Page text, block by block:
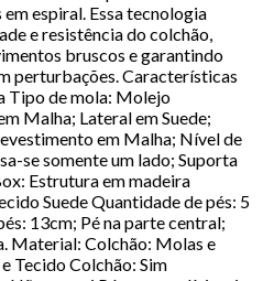
espiral. Essa tecnologia
e resistência do colchão,
bruscos e garantindo
perturbações. Características
Tipo de mola: Molejo
Malha; Lateral em Suede;
em Malha; Nível de
se somente um lado; Suporta
Estrutura em madeira
Suede Quantidade de pés: 5
13cm; Pé na parte central;
Material: Colchão: Molas e
Tecido Colchão: Sim